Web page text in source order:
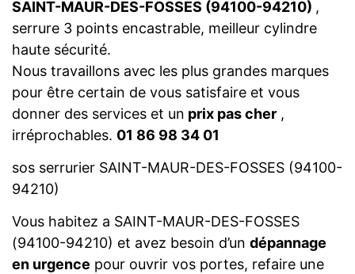
SAINT-MAUR-DES-FOSSES (94100-94210) ,
serrure 3 points encastrable, meilleur cylindre
haute sécurité.
Nous travaillons avec les plus grandes marques
pour être certain de vous satisfaire et vous
donner des services et un prix pas cher ,
irréprochables. 01 86 98 34 01
sos serrurier SAINT-MAUR-DES-FOSSES (94100-
94210)
Vous habitez a SAINT-MAUR-DES-FOSSES
(94100-94210) et avez besoin d’un dépannage
en urgence pour ouvrir vos portes, refaire une